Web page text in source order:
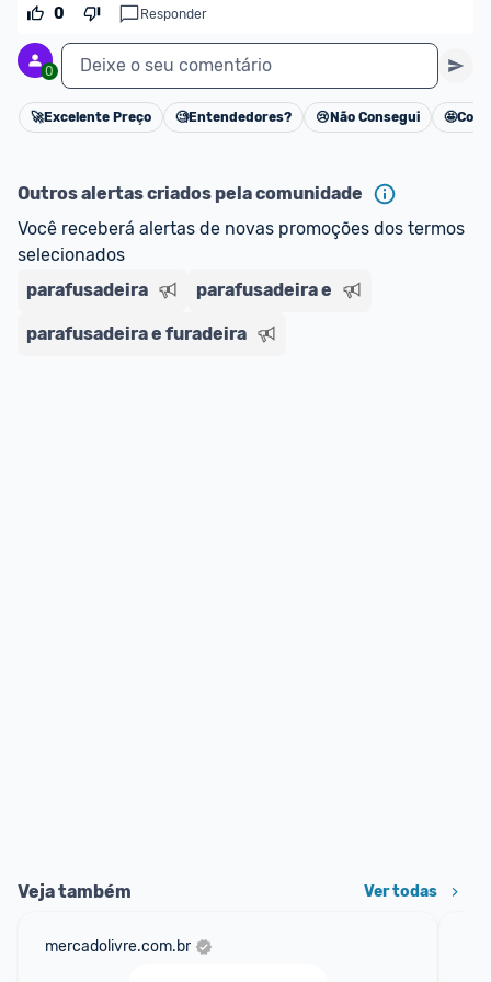
ou MercadoLíder Platinum.
E lembre-se:
você sempre pode contar ajuda da
comunidade para tirar dúvidas ou acionar os
nossos Admins marcando @admin em um
0 Responder
0 Deixe o seu comentário
Cancelar
🚀Excelente Preço 🧐Entendedores? 😢 Não Consegui 🤩
Outros alertas criados pela comunidade
Você receberá alertas de novas promoções dos termos
selecionados
parafusadeira
parafusadeira e
parafusadeira e furadeira
Veja também Ver todas
mercadolivre.com.br